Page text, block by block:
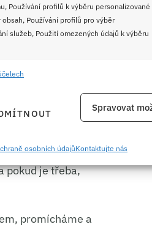
Používání profilů k výběru personalizované
Používání profilů pro výběr
služeb, Použití omezených údajů k výběru
informací.
poloze, Identifikace zařízení na
podvodů a
reklamy a obsahu,
Spravovat
osobních údajůKontaktujte nás
pokud je třeba,
promícháme a